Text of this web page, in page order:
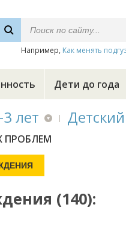
Например, Как менять
Дети до года
лет
ПРОБЛЕМ
(140):